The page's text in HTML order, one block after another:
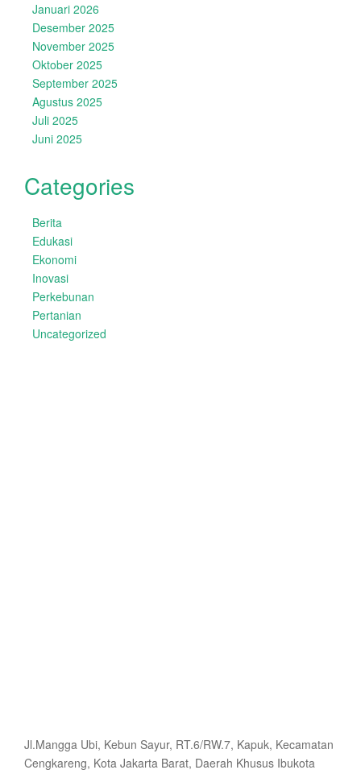
Januari 2026
Desember 2025
November 2025
Oktober 2025
September 2025
Agustus 2025
Juli 2025
Juni 2025
Categories
Berita
Edukasi
Ekonomi
Inovasi
Perkebunan
Pertanian
Uncategorized
Jl.Mangga Ubi, Kebun Sayur, RT.6/RW.7, Kapuk, Kecamatan
Cengkareng, Kota Jakarta Barat, Daerah Khusus Ibukota